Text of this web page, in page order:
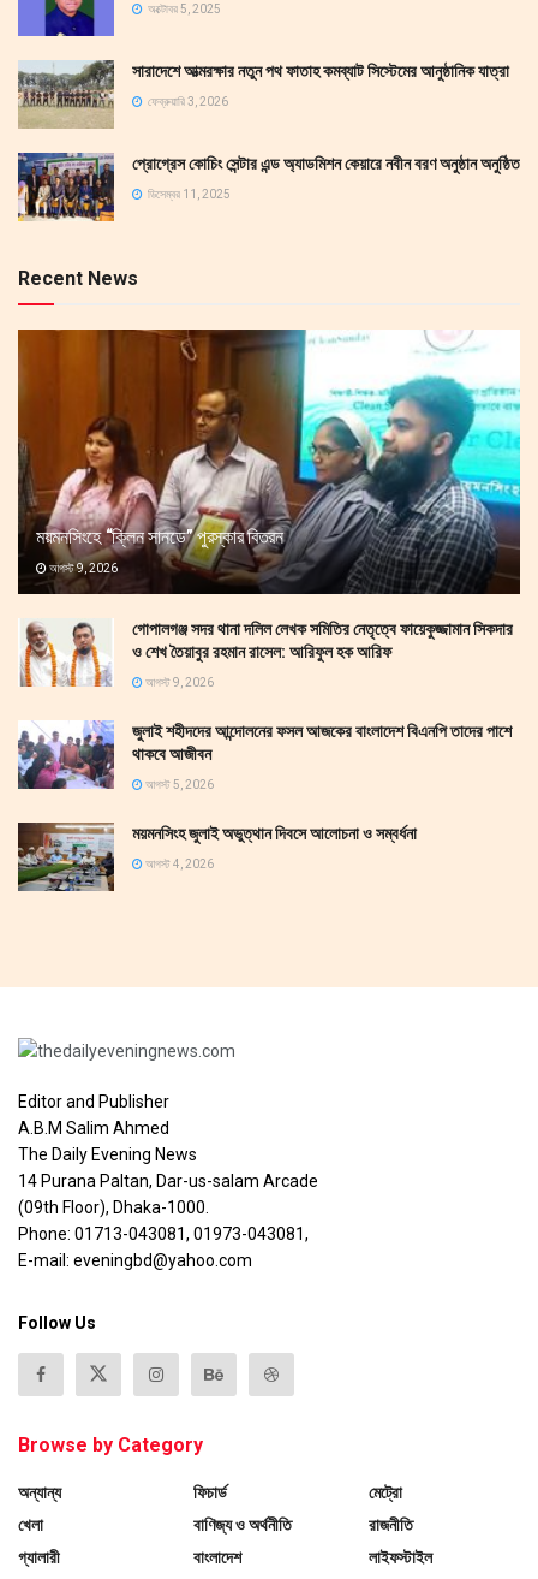
অক্টোবর 5, 2025
সারাদেশে আত্মরক্ষার নতুন পথ ফাতাহ কমব্যাট সিস্টেমের আনুষ্ঠানিক যাত্রা
ফেব্রুয়ারি 3, 2026
প্রোগ্রেস কোচিং সেন্টার এন্ড অ্যাডমিশন কেয়ারে নবীন বরণ অনুষ্ঠান অনুষ্ঠিত
ডিসেম্বর 11, 2025
Recent News
ময়মনসিংহে “ক্লিন সানডে” পুরস্কার বিতরন
আগস্ট 9, 2026
গোপালগঞ্জ সদর থানা দলিল লেখক সমিতির নেতৃত্বে ফায়েকুজ্জামান সিকদার
ও শেখ তৈয়াবুর রহমান রাসেল: আরিফুল হক আরিফ
আগস্ট 9, 2026
জুলাই শহীদদের আন্দোলনের ফসল আজকের বাংলাদেশ বিএনপি তাদের পাশে
থাকবে আজীবন
আগস্ট 5, 2026
ময়মনসিংহ জুলাই অভুত্থান দিবসে আলোচনা ও সম্বর্ধনা
আগস্ট 4, 2026
Editor and Publisher
A.B.M Salim Ahmed
The Daily Evening News
14 Purana Paltan, Dar-us-salam Arcade
(09th Floor), Dhaka-1000.
Phone: 01713-043081, 01973-043081,
E-mail: eveningbd@yahoo.com
Follow Us
Browse by Category
অন্যান্য
খেলা
গ্যালারী
ফিচার্ড
বাণিজ্য ও অর্থনীতি
বাংলাদেশ
মেট্রো
রাজনীতি
লাইফস্টাইল